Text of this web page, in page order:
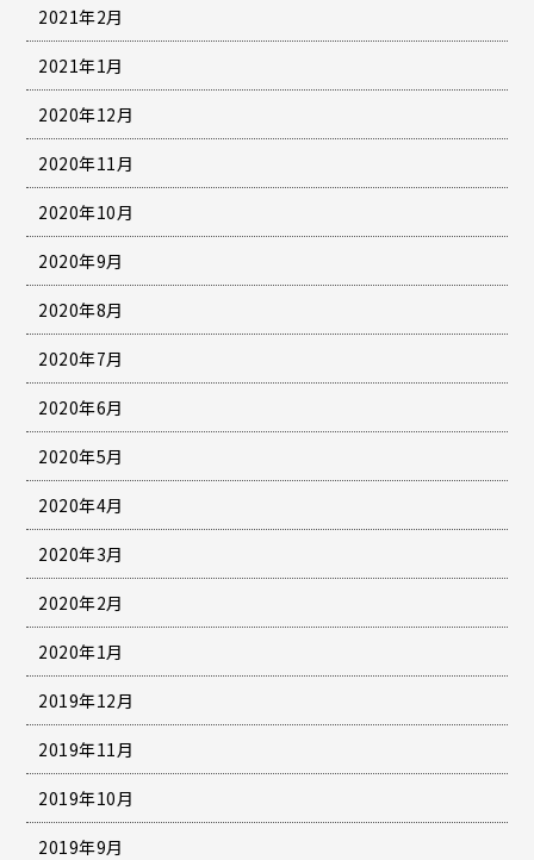
2021年2月
2021年1月
2020年12月
2020年11月
2020年10月
2020年9月
2020年8月
2020年7月
2020年6月
2020年5月
2020年4月
2020年3月
2020年2月
2020年1月
2019年12月
2019年11月
2019年10月
2019年9月